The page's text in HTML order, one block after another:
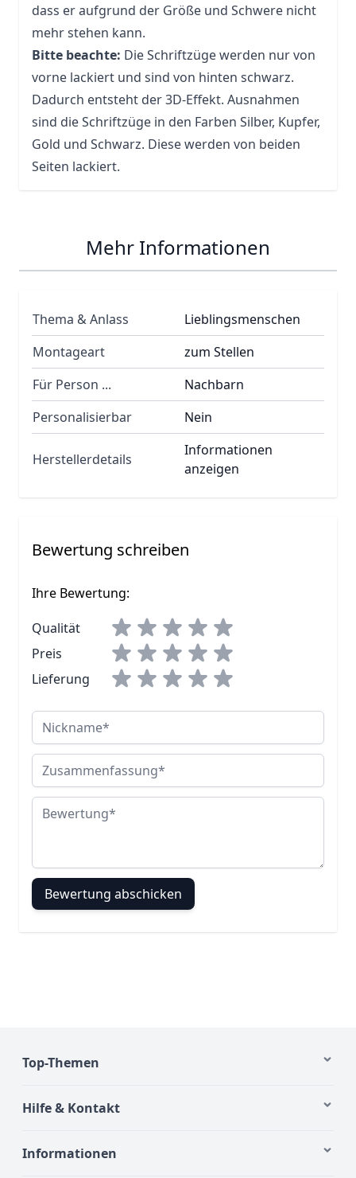
dass er aufgrund der Größe und Schwere nicht
mehr stehen kann.
Bitte beachte: Die Schriftzüge werden nur von
vorne lackiert und sind von hinten schwarz.
Dadurch entsteht der 3D-Effekt. Ausnahmen
sind die Schriftzüge in den Farben Silber, Kupfer,
Gold und Schwarz. Diese werden von beiden
Seiten lackiert.
Mehr Informationen
Thema & Anlass
Lieblingsmenschen
Montageart
zum Stellen
Für Person ...
Nachbarn
Personalisierbar
Nein
Herstellerdetails
Informationen
anzeigen
Bewertung schreiben
Ihre Bewertung:
Qualität
Preis
Lieferung
Nickname
Zusammenfassung
Bewertung
Bewertung abschicken
Top-Themen
Hilfe & Kontakt
Informationen